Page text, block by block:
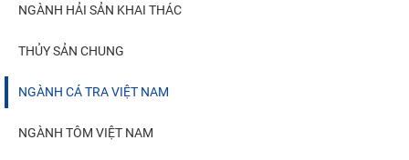
NGÀNH HẢI SẢN KHAI THÁC
THỦY SẢN CHUNG
NGÀNH CÁ TRA VIỆT NAM
NGÀNH TÔM VIỆT NAM